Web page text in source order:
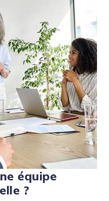
équipe
?